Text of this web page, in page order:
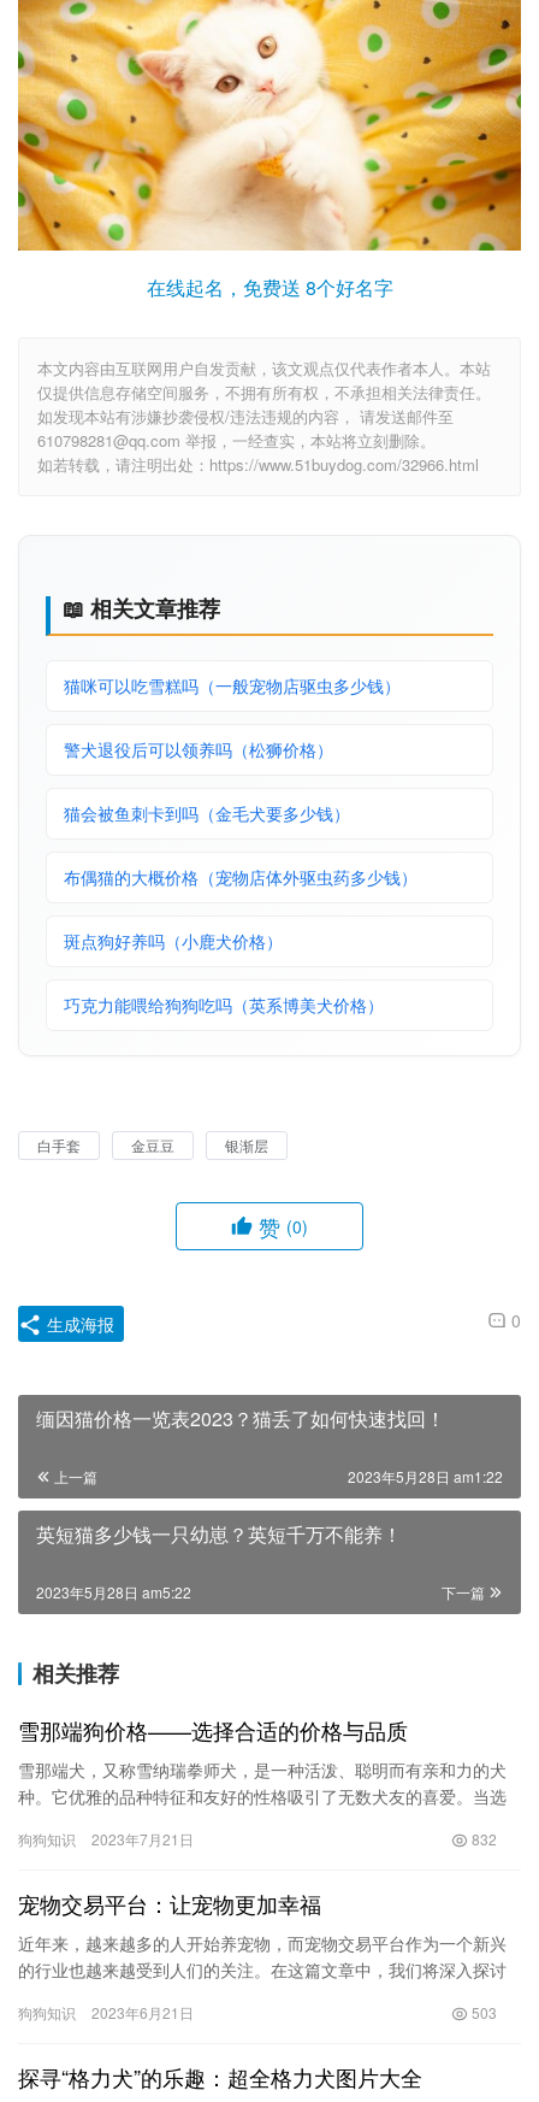
在线起名，免费送 8个好名字
本文内容由互联网用户自发贡献，该文观点仅代表作者本人。本站
仅提供信息存储空间服务，不拥有所有权，不承担相关法律责任。
如发现本站有涉嫌抄袭侵权/违法违规的内容， 请发送邮件至
610798281@qq.com 举报，一经查实，本站将立刻删除。
如若转载，请注明出处：https://www.51buydog.com/32966.html
📖 相关文章推荐
猫咪可以吃雪糕吗（一般宠物店驱虫多少钱）
警犬退役后可以领养吗（松狮价格）
猫会被鱼刺卡到吗（金毛犬要多少钱）
布偶猫的大概价格（宠物店体外驱虫药多少钱）
斑点狗好养吗（小鹿犬价格）
巧克力能喂给狗狗吃吗（英系博美犬价格）
白手套 金豆豆 银渐层
赞 (0)
0
生成海报
缅因猫价格一览表2023？猫丢了如何快速找回！
上一篇 2023年5月28日 am1:22
英短猫多少钱一只幼崽？英短千万不能养！
下一篇
2023年5月28日 am5:22
相关推荐
雪那端狗价格——选择合适的价格与品质
雪那端犬，又称雪纳瑞拳师犬，是一种活泼、聪明而有亲和力的犬
种。它优雅的品种特征和友好的性格吸引了无数犬友的喜爱。当选
要的。…
狗狗知识 2023年7月21日 832
宠物交易平台：让宠物更加幸福
近年来，越来越多的人开始养宠物，而宠物交易平台作为一个新兴
的行业也越来越受到人们的关注。在这篇文章中，我们将深入探讨
便、安…
狗狗知识 2023年6月21日 503
探寻“格力犬”的乐趣：超全格力犬图片大全